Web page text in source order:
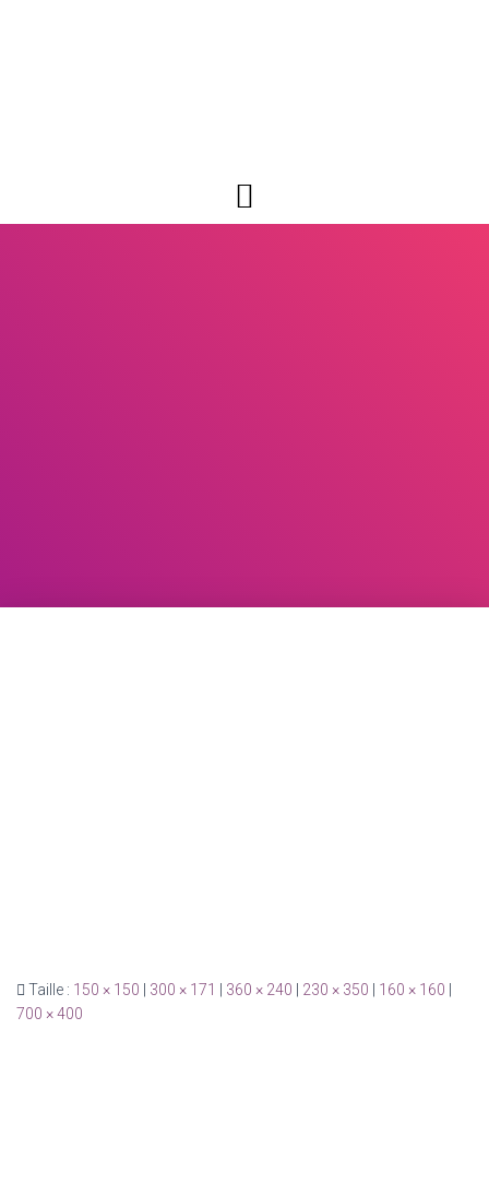
Taille : 150 × 150 300 × 171 360 × 240 230 × 350 160 × 160
700 × 400